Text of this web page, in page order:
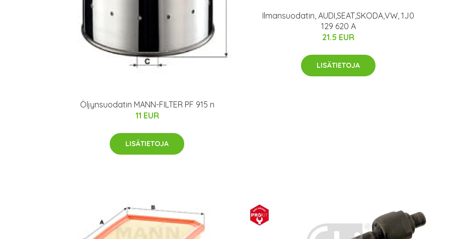
Öljynsuodatin MANN-FILTER PF 915 n
11 EUR
LISÄTIETOJA
Ilmansuodatin, AUDI,SEAT,SKODA,VW, 1J0
129 620 A
21.5 EUR
LISÄTIETOJA